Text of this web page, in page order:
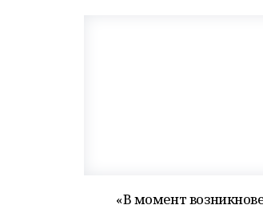
«В момент